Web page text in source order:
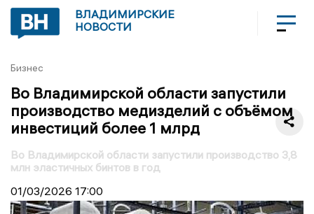
ВЛАДИМИРСКИЕ
НОВОСТИ
Бизнес
Во Владимирской области запустили
производство медизделий с объёмом
инвестиций более 1 млрд
Во Владимирской области запустили производство 3,8
млн эластичных бинтов в год
01/03/2026 17:00